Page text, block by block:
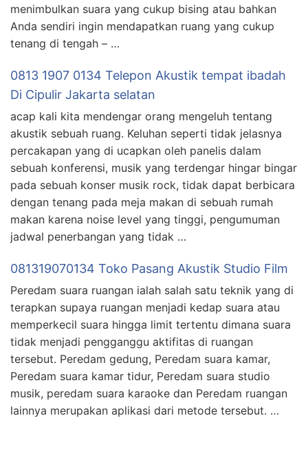
menimbulkan suara yang cukup bising atau bahkan
Anda sendiri ingin mendapatkan ruang yang cukup
tenang di tengah – …
0813 1907 0134 Telepon Akustik tempat ibadah
Di Cipulir Jakarta selatan
acap kali kita mendengar orang mengeluh tentang
akustik sebuah ruang. Keluhan seperti tidak jelasnya
percakapan yang di ucapkan oleh panelis dalam
sebuah konferensi, musik yang terdengar hingar bingar
pada sebuah konser musik rock, tidak dapat berbicara
dengan tenang pada meja makan di sebuah rumah
makan karena noise level yang tinggi, pengumuman
jadwal penerbangan yang tidak …
081319070134 Toko Pasang Akustik Studio Film
Peredam suara ruangan ialah salah satu teknik yang di
terapkan supaya ruangan menjadi kedap suara atau
memperkecil suara hingga limit tertentu dimana suara
tidak menjadi pengganggu aktifitas di ruangan
tersebut. Peredam gedung, Peredam suara kamar,
Peredam suara kamar tidur, Peredam suara studio
musik, peredam suara karaoke dan Peredam ruangan
lainnya merupakan aplikasi dari metode tersebut. …